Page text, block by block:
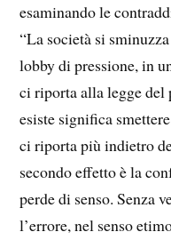
esaminando le
“La società si
lobby di pressione, in
ci riporta alla legge del
esiste significa
ci riporta più indietro
secondo effetto è la
perde di senso. Senza
l’errore, nel senso